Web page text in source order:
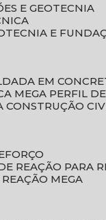
E GEOTECNIA
E
EM
MEGA PERFIL
CONSTRUÇÃO
DE REAÇÃO PARA
REAÇÃO MEGA